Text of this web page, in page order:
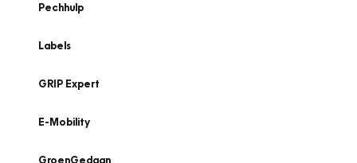
Pechhulp
Labels
GRIP Expert
E-Mobility
GroenGedaan